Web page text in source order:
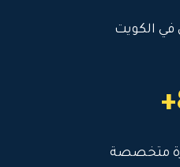
الكويت
متخصصة